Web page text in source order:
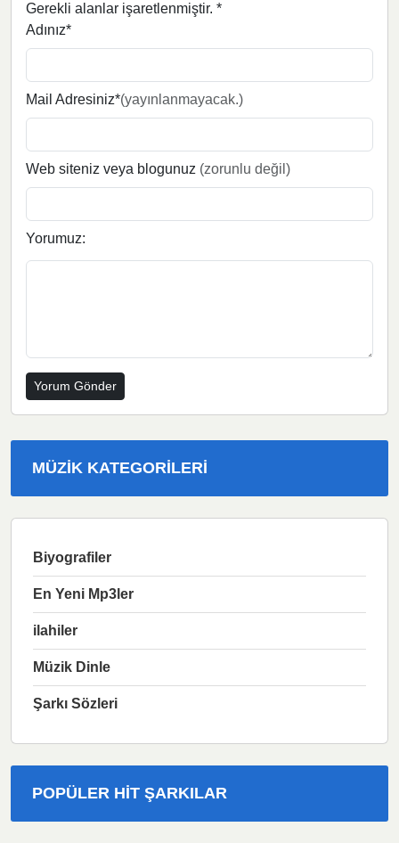
Gerekli alanlar işaretlenmiştir. *
Adınız*
Mail Adresiniz*(yayınlanmayacak.)
Web siteniz veya blogunuz (zorunlu değil)
Yorumuz:
MÜZIK KATEGORILERI
Biyografiler
En Yeni Mp3ler
ilahiler
Müzik Dinle
Şarkı Sözleri
POPÜLER HIT ŞARKILAR